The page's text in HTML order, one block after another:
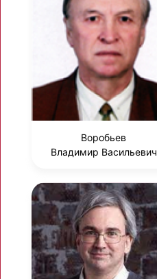
Воробьев
Владимир Васильевич